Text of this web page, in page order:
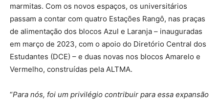
marmitas. Com os novos espaços, os universitários
passam a contar com quatro Estações Rangô, nas praças
de alimentação dos blocos Azul e Laranja – inauguradas
em março de 2023, com o apoio do Diretório Central dos
Estudantes (DCE) – e duas novas nos blocos Amarelo e
Vermelho, construídas pela ALTMA.
“Para nós, foi um privilégio contribuir para essa expansão